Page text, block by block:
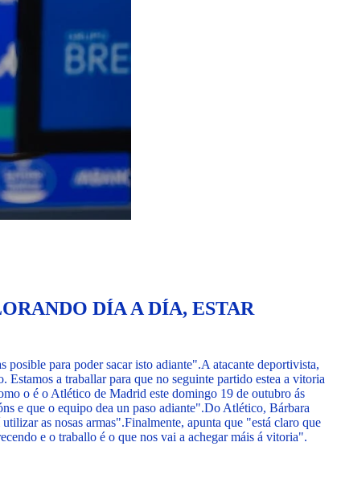
DÍA A DÍA, ESTAR
para poder sacar isto adiante".A atacante deportivista,
a traballar para que no seguinte partido estea a vitoria
o é o Atlético de Madrid este domingo 19 de outubro ás
e que o equipo dea un paso adiante".Do Atlético, Bárbara
as nosas armas".Finalmente, apunta que "está claro que
e o traballo é o que nos vai a achegar máis á vitoria".